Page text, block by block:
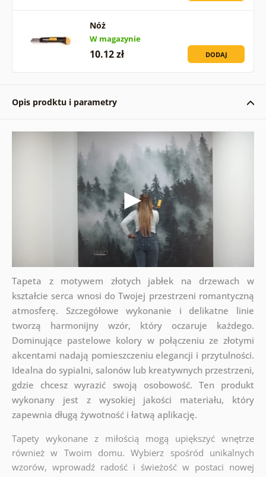
Nóż
W magazynie
10.12 zł DODAJ
Opis prodktu i parametry
Tapeta z motywem złotych jabłek na drzewach w
kształcie serca wnosi do Twojej przestrzeni romantyczną
atmosferę. Szczegółowe wykonanie i delikatne linie
tworzą harmonijny wzór, który oczaruje każdego.
Dominujące pastelowe kolory w połączeniu ze złotymi
akcentami nadają pomieszczeniu elegancji i przytulności.
Idealna do sypialni, salonów lub kreatywnych przestrzeni,
gdzie chcesz wyrazić swoją osobowość. Ten produkt
wykonany jest z wysokiej jakości materiału, który
zapewnia długą żywotność i łatwą aplikację.
Tapety wykonane z miłością mogą upiększyć wnętrze
również w Twoim domu. Wybierz spośród unikalnych
wzorów, wprowadź radość i świeżość w postaci nowej